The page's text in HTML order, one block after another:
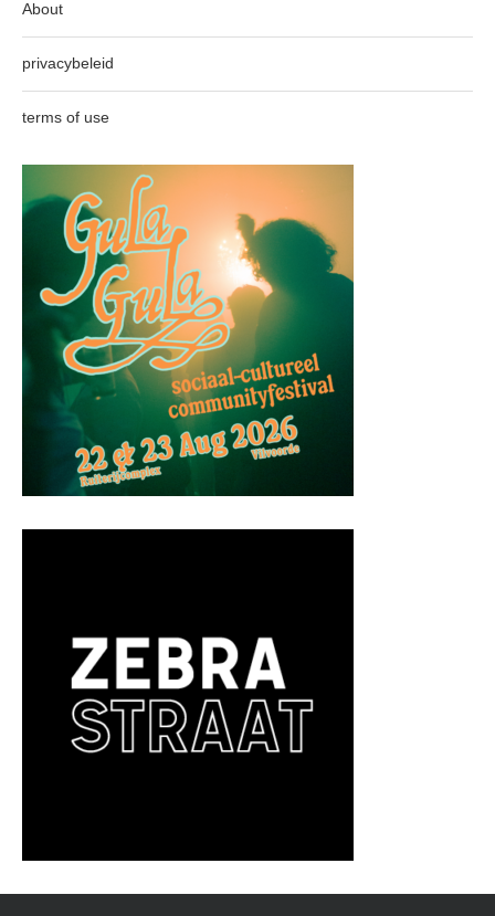
About
privacybeleid
terms of use